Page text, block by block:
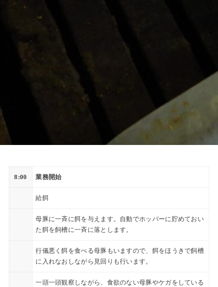
8:00 業務開始
給餌
母豚に一斉に餌を与えます。自動でホッパーに貯めておい
た餌を飼槽に一斉に落とします。
行儀悪く餌を食べる母豚もいますので、餌をほうきで飼槽
に入れなおしながら見回りも行います。
一頭一頭観察しながら、食欲のない母豚やケガをしている